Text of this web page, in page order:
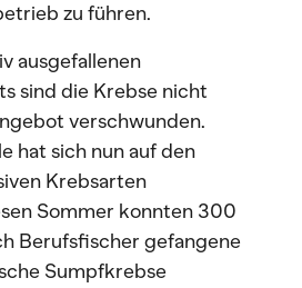
zu führen.
ausgefallenen
sind die Krebse nicht
verschwunden.
hat sich nun auf den
Krebsarten
Sommer konnten 300
Berufsfischer gefangene
Sumpfkrebse